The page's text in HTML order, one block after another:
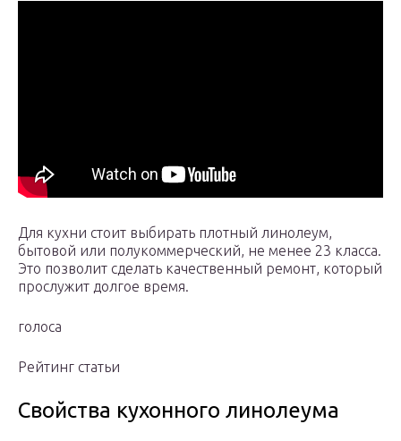
Для кухни стоит выбирать плотный линолеум,
бытовой или полукоммерческий, не менее 23 класса.
Это позволит сделать качественный ремонт, который
прослужит долгое время.
голоса
Рейтинг статьи
Свойства кухонного линолеума